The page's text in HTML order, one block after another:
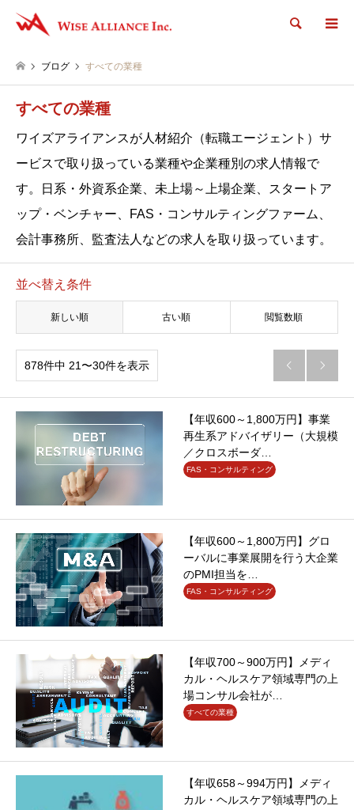
検索
ブログ すべての業種
すべての業種
ワイズアライアンスが人材紹介（転職エージェント）サ
ービスで取り扱っている業種や企業種別の求人情報で
す。日系・外資系企業、未上場～上場企業、スタートア
ップ・ベンチャー、FAS・コンサルティングファーム、
会計事務所、監査法人などの求人を取り扱っています。
並べ替え条件
新しい順 古い順 閲覧数順
878件中 21〜30件を表示  
【年収600～1,800万円】事業
再生系アドバイザリー（大規模
／クロスボーダ…
FAS・コンサルティング
【年収600～1,800万円】グロ
ーバルに事業展開を行う大企業
のPMI担当を…
FAS・コンサルティング
【年収700～900万円】メディ
カル・ヘルスケア領域専門の上
場コンサル会社が…
すべての業種
【年収658～994万円】メディ
カル・ヘルスケア領域専門の上